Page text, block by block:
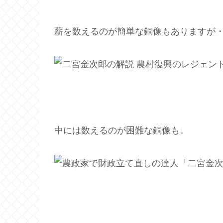
薪を数えるのが簡単な銅像もありますが
中には数えるのが困難な銅像も↓